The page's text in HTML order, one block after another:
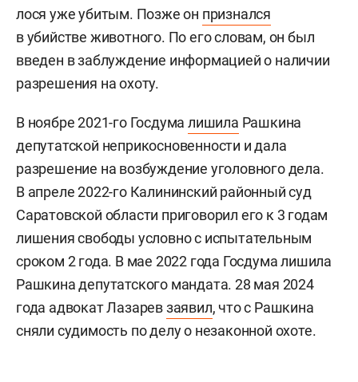
лося уже убитым. Позже он признался
в убийстве животного. По его словам, он был
введен в заблуждение информацией о наличии
разрешения на охоту.
В ноябре 2021-го Госдумалишила Рашкина
депутатской неприкосновенности и дала
разрешение на возбуждение уголовного дела.
В апреле 2022-го Калининский районный суд
Саратовской области приговорил его к 3 годам
лишения свободы условно с испытательным
сроком 2 года. В мае 2022 года Госдума лишила
Рашкина депутатского мандата. 28 мая 2024
года адвокат Лазаревзаявил, что с Рашкина
сняли судимость по делу о незаконной охоте.